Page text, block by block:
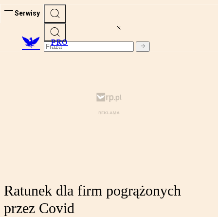
Serwisy
PRO
Ratunek dla firm pogrążonych
przez Covid